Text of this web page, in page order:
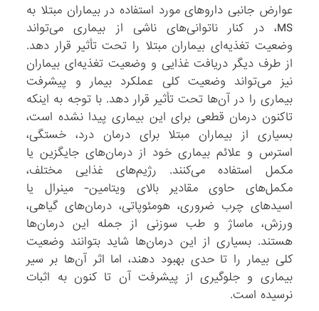
عوارض جانبی داروهای مورد استفاده در بیماران مبتلا به
MS، در کنار ناتوانی‌های ناشی از بیماری می‌تواند
وضعیت تغذیه‌ای بیماران مبتلا را تحت تأثیر قرار دهد.
از طرف دیگر دریافت غذایی و وضعیت تغذیه‌ای بیماران
نیز می‌تواند وضعیت کلی عملکرد بیمار و پیشرفت
بیماری را در آن‌ها تحت تأثیر قرار دهد. با توجه به اینکه
تاکنون درمان قطعی برای این بیماری پیدا نشده است،
بسیاری از بیماران مبتلا برای درمان درد، خستگی،
استرس و علائم بیماری خود از درمان‌های جایگزین یا
مکمل استفاده می‌کنند. رژیم‌های غذایی مختلف،
مکمل‌های حاوی مقادیر بالای ویتامین- مینرال یا
اسیدهای چرب ضروری، هومئوپاتی، درمان‌های گیاهی،
ورزش، ماساژ و طب سوزنی از جمله این درمان‌ها
هستند. بسیاری از این درمان‌ها شاید بتوانند وضعیت
کلی بیمار را تا حدی بهبود دهند، اما اثر آن‌ها بر سیر
بیماری و جلوگیری از پیشرفت آن تا کنون به اثبات
نرسیده است.